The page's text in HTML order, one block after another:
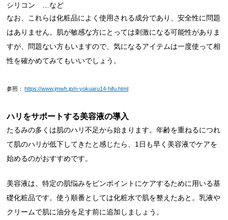
シリコン …など
なお、これらは化粧品によく使用される成分であり、安全性に問題
はありません。肌が敏感な方にとっては刺激になる可能性がありま
すが、問題ない方もいますので、気になるアイテムは一度使って相
性を確かめてみてもいいでしょう。
参照： https://www.jmwh.jp/n-yokuaru14-hifu.html
ハリをサポートする美容液の導入
たるみの多くは肌のハリ不足から始まります。年齢を重ねるにつれ
て肌のハリが低下してきたと感じたら、1日も早く美容液でケアを
始めるのがおすすめです。
美容液は、特定の肌悩みをピンポイントにケアするために用いる基
礎化粧品です。使う順番としては化粧水で肌を整えたあと。乳液や
クリームで肌に油分を足す前に追加しましょう。